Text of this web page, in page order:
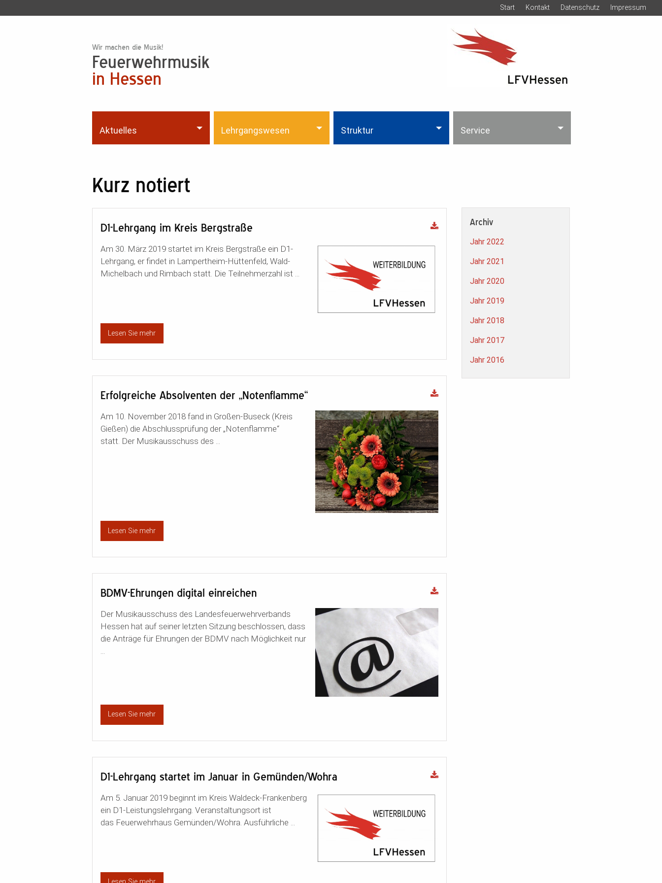
Start Kontakt Datenschutz Impressum
Wir machen die Musik!
Feuerwehrmusik
in Hessen
Aktuelles Lehrgangswesen Struktur Service
Kurz notiert
D1-Lehrgang im Kreis Bergstraße
Am 30. März 2019 startet im Kreis Bergstraße ein D1-
Lehrgang, er findet in Lampertheim-Hüttenfeld, Wald-
Michelbach und Rimbach statt. Die Teilnehmerzahl ist ...
Lesen Sie mehr
Erfolgreiche Absolventen der „Notenflamme“
Am 10. November 2018 fand in Großen-Buseck (Kreis
Gießen) die Abschlussprüfung der „Notenflamme“
statt. Der Musikausschuss des ...
Lesen Sie mehr
BDMV-Ehrungen digital einreichen
Der Musikausschuss des Landesfeuerwehrverbands
Hessen hat auf seiner letzten Sitzung beschlossen, dass
die Anträge für Ehrungen der BDMV nach Möglichkeit nur
Lesen Sie mehr
D1-Lehrgang startet im Januar in Gemünden/Wohra
Am 5. Januar 2019 beginnt im Kreis Waldeck-Frankenberg
ein D1-Leistungslehrgang. Veranstaltungsort ist
das Feuerwehrhaus Gemünden/Wohra. Ausführliche ...
Archiv
Jahr 2022
Jahr 2021
Jahr 2020
Jahr 2019
Jahr 2018
Jahr 2017
Jahr 2016